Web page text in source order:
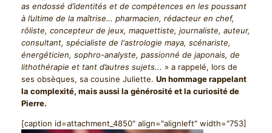
as endossé d’identités et de compétences en les poussant
à l’ultime de la maîtrise… pharmacien, rédacteur en chef,
rôliste, concepteur de jeux, maquettiste, journaliste, auteur,
consultant, spécialiste de l'astrologie maya, scénariste,
énergéticien, sophro-analyste, passionné de japonais, de
lithothérapie et tant d’autres sujets... » a rappelé, lors de
ses obsèques, sa cousine Juliette. Un hommage rappelant
la complexité, mais aussi la générosité et la curiosité de
Pierre.
[caption id=attachment_4850" align="alignleft" width="753]